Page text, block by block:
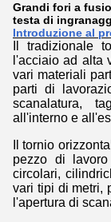
Grandi fori a
testa di
Introduzione al
Il tradizionale
l'acciaio ad alta
vari materiali
parti di
scanalatura,
all'interno e
Il tornio
pezzo di
circolari,
vari tipi di metri,
l'apertura di